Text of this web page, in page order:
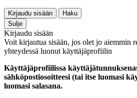
Kirjaudu sisään
Haku
Sulje
Kirjaudu sisään
Voit kirjautua sisään, jos olet jo aiemmin
yhteydessä luonut käyttäjäprofiilin
Käyttäjäprofiilissa
sähköpostiosoitteesi (tai itse luomasi
luomasi salasana.